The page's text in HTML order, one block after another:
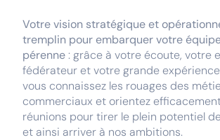
Votre vision stratégique et
tremplin pour embarquer votre
pérenne: grâce à votre écoute, votre
fédérateur et votre grande
vous connaissez les rouages des
commerciaux et orientez
réunions pour tirer le plein potentiel
et ainsi arriver à nos ambitions.